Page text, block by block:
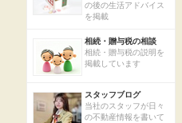
の後の生活アドバイス
を掲載
相続・贈与税の相談
相続・贈与税の説明を
掲載しています
スタッフブログ
当社のスタッフが日々
の不動産情報を書いて